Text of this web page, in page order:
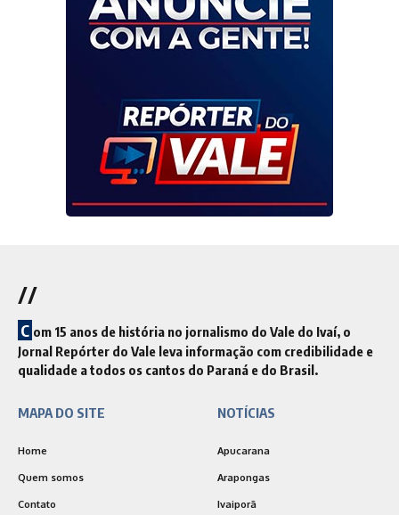
//
C om 15 anos de história no jornalismo do Vale do Ivaí, o
Jornal Repórter do Vale leva informação com credibilidade e
qualidade a todos os cantos do Paraná e do Brasil.
MAPA DO SITE
Home
Quem somos
Contato
NOTÍCIAS
Apucarana
Arapongas
Ivaiporã